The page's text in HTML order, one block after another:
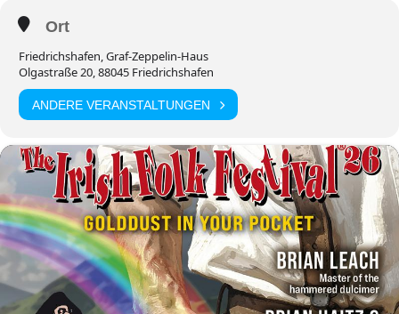
Ort
Friedrichshafen, Graf-Zeppelin-Haus
Olgastraße 20, 88045 Friedrichshafen
ANDERE VERANSTALTUNGEN